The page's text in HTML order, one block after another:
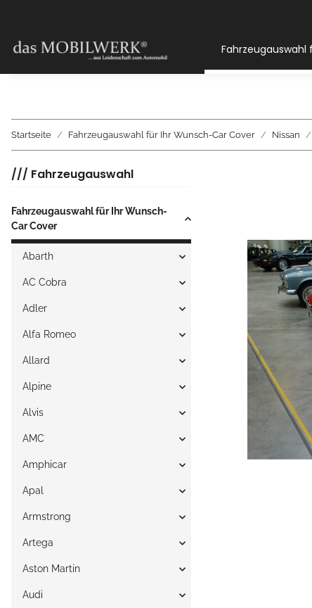
Startseite Fahrzeugauswahl für Ihr Wunsch-Car Cover Nissan
/// Fahrzeugauswahl
Fahrzeugauswahl für Ihr Wunsch-
Car Cover
Abarth
AC Cobra
Adler
Alfa Romeo
Allard
Alpine
Alvis
AMC
Amphicar
Apal
Armstrong
Artega
Aston Martin
Audi